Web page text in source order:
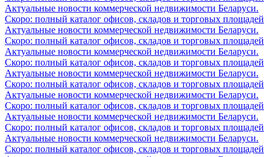
Актуальные новости коммерческой недвижимости Беларуси.
Скоро: полный каталог офисов, складов и торговых площадей
Актуальные новости коммерческой недвижимости Беларуси.
Скоро: полный каталог офисов, складов и торговых площадей
Актуальные новости коммерческой недвижимости Беларуси.
Скоро: полный каталог офисов, складов и торговых площадей
Актуальные новости коммерческой недвижимости Беларуси.
Скоро: полный каталог офисов, складов и торговых площадей
Актуальные новости коммерческой недвижимости Беларуси.
Скоро: полный каталог офисов, складов и торговых площадей
Актуальные новости коммерческой недвижимости Беларуси.
Скоро: полный каталог офисов, складов и торговых площадей
Актуальные новости коммерческой недвижимости Беларуси.
Скоро: полный каталог офисов, складов и торговых площадей